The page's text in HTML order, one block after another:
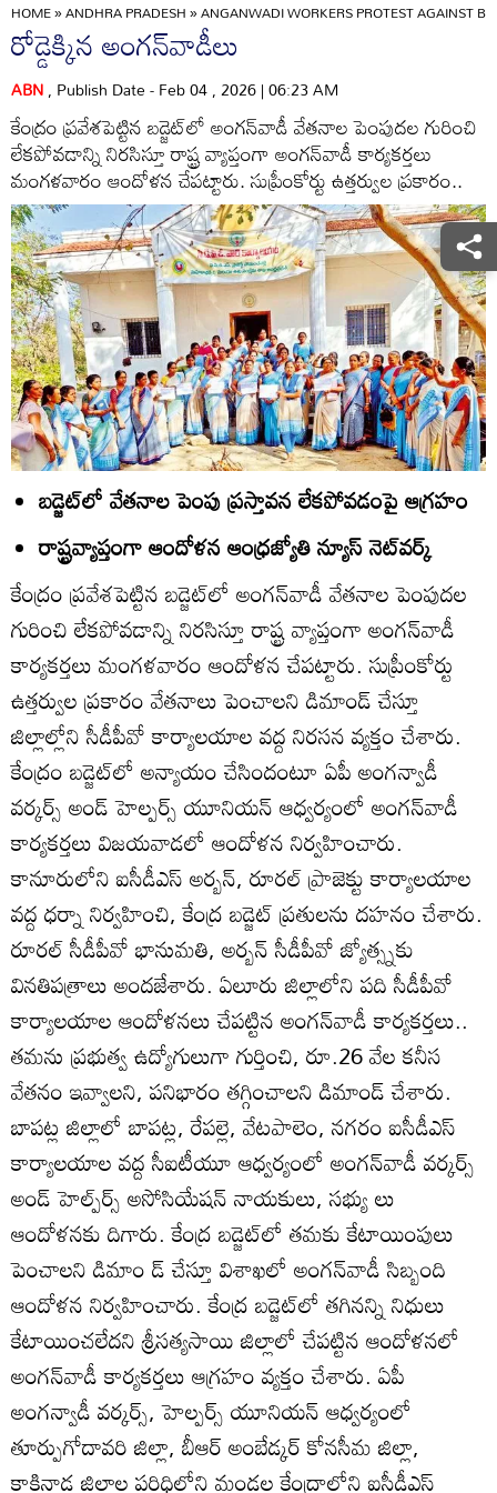
HOME»ANDHRA PRADESH»ANGANWADI WORKERS PROTEST AGAINST
రోడ్డెక్కిన అంగన్‌వాడీలు
ABN, Publish Date - Feb 04 , 2026 | 06:23 AM
కేంద్రం ప్రవేశపెట్టిన బడ్జెట్‌లో అంగన్‌వాడీ వేతనాల పెంపుదల గురించి
లేకపోవడాన్ని నిరసిస్తూ రాష్ట్ర వ్యాప్తంగా అంగన్‌వాడీ కార్యకర్తలు
మంగళవారం ఆందోళన చేపట్టారు. సుప్రీంకోర్టు ఉత్తర్వుల ప్రకారం..
బడ్జెట్‌లో వేతనాల పెంపు ప్రస్తావన లేకపోవడంపై ఆగ్రహం
రాష్ట్రవ్యాప్తంగా ఆందోళన ఆంధ్రజ్యోతి న్యూస్‌ నెట్‌వర్క్‌
కేంద్రం ప్రవేశపెట్టిన బడ్జెట్‌లో అంగన్‌వాడీ వేతనాల పెంపుదల
గురించి లేకపోవడాన్ని నిరసిస్తూ రాష్ట్ర వ్యాప్తంగా అంగన్‌వాడీ
కార్యకర్తలు మంగళవారం ఆందోళన చేపట్టారు. సుప్రీంకోర్టు
ఉత్తర్వుల ప్రకారం వేతనాలు పెంచాలని డిమాండ్‌ చేస్తూ
జిల్లాల్లోని సీడీపీవో కార్యాలయాల వద్ద నిరసన వ్యక్తం చేశారు.
కేంద్రం బడ్జెట్‌లో అన్యాయం చేసిందంటూ ఏపీ అంగన్వాడీ
వర్కర్స్‌ అండ్‌ హెల్పర్స్‌ యూనియన్‌ ఆధ్వర్యంలో అంగన్‌వాడీ
కార్యకర్తలు విజయవాడలో ఆందోళన నిర్వహించారు.
కానూరులోని ఐసీడీఎస్‌ అర్బన్‌, రూరల్‌ ప్రాజెక్టు కార్యాలయాల
వద్ద ధర్నా నిర్వహించి, కేంద్ర బడ్జెట్‌ ప్రతులను దహనం చేశారు.
రూరల్‌ సీడీపీవో భానుమతి, అర్బన్‌ సీడీపీవో జ్యోత్స్నకు
వినతిపత్రాలు అందజేశారు. ఏలూరు జిల్లాలోని పది సీడీపీవో
కార్యాలయాల ఆందోళనలు చేపట్టిన అంగన్‌వాడీ కార్యకర్తలు..
తమను ప్రభుత్వ ఉద్యోగులుగా గుర్తించి, రూ.26 వేల కనీస
వేతనం ఇవ్వాలని, పనిభారం తగ్గించాలని డిమాండ్‌ చేశారు.
బాపట్ల జిల్లాలో బాపట్ల, రేపల్లె, వేటపాలెం, నగరం ఐసీడీఎస్‌
కార్యాలయాల వద్ద సీఐటీయూ ఆధ్వర్యంలో అంగన్‌వాడీ వర్కర్స్‌
అండ్‌ హెల్ప్‌ర్స్‌ అసోసియేషన్‌ నాయకులు, సభ్యు లు
ఆందోళనకు దిగారు. కేంద్ర బడ్జెట్‌లో తమకు కేటాయింపులు
పెంచాలని డిమాం డ్‌ చేస్తూ విశాఖలో అంగన్‌వాడీ సిబ్బంది
ఆందోళన నిర్వహించారు. కేంద్ర బడ్జెట్‌లో తగినన్ని నిధులు
కేటాయించలేదని శ్రీసత్యసాయి జిల్లాలో చేపట్టిన ఆందోళనలో
అంగన్‌వాడీ కార్యకర్తలు ఆగ్రహం వ్యక్తం చేశారు. ఏపీ
అంగన్వాడీ వర్కర్స్‌, హెల్పర్స్‌ యూనియన్‌ ఆధ్వర్యంలో
తూర్పుగోదావరి జిల్లా, బీఆర్‌ అంబేడ్కర్‌ కోనసీమ జిల్లా,
కాకినాడ జిల్లాల పరిధిలోని మండల కేంద్రాల్లోని ఐసీడీఎస్‌